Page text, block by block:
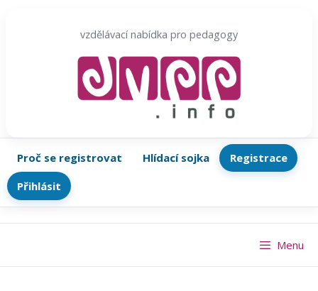
vzdělávací nabídka pro pedagogy
Proč se registrovat Hlídací sojka
Registrace
Přihlásit
Menu